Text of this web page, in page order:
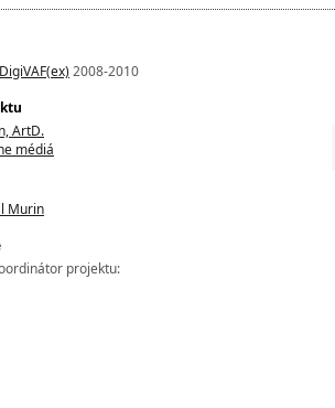
DigiVAF(ex)2008-2010
ArtD.
médiá
Murin
projektu: